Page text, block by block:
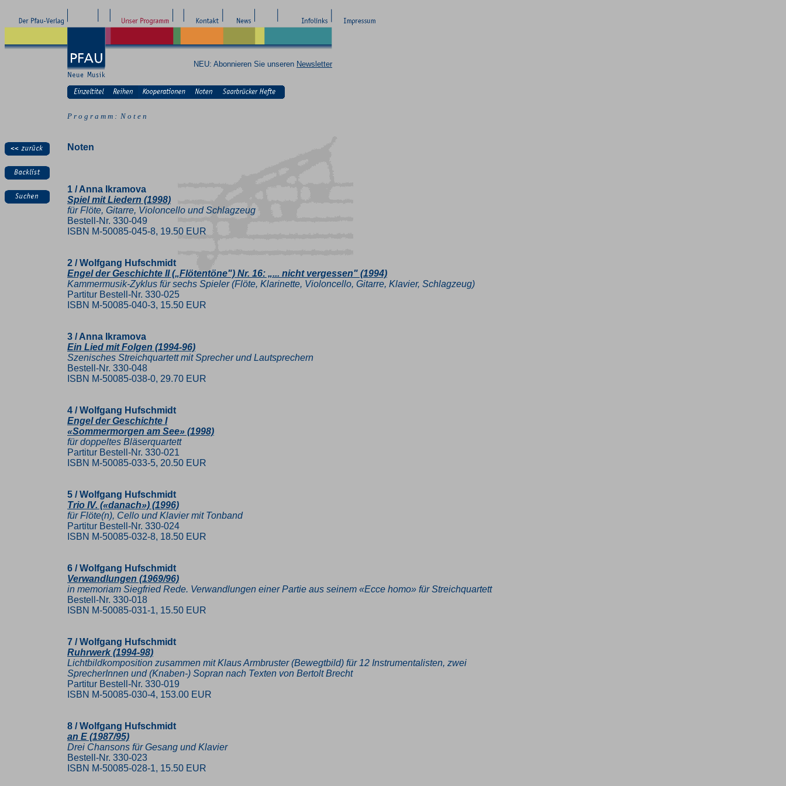
NEU: Abonnieren Sie unseren Newsletter
P r o g r a m m : N o t e n
Noten
1 / Anna Ikramova
Spiel mit Liedern (1998)
für Flöte, Gitarre, Violoncello und Schlagzeug
Bestell-Nr. 330-049
ISBN M-50085-045-8, 19.50 EUR
2 / Wolfgang Hufschmidt
Engel der Geschichte II („Flötentöne") Nr. 16: „... nicht vergessen" (1994)
Kammermusik-Zyklus für sechs Spieler (Flöte, Klarinette, Violoncello, Gitarre, Klavier, Schlagzeug)
Partitur Bestell-Nr. 330-025
ISBN M-50085-040-3, 15.50 EUR
3 / Anna Ikramova
Ein Lied mit Folgen (1994-96)
Szenisches Streichquartett mit Sprecher und Lautsprechern
Bestell-Nr. 330-048
ISBN M-50085-038-0, 29.70 EUR
4 / Wolfgang Hufschmidt
Engel der Geschichte I
«Sommermorgen am See» (1998)
für doppeltes Bläserquartett
Partitur Bestell-Nr. 330-021
ISBN M-50085-033-5, 20.50 EUR
5 / Wolfgang Hufschmidt
Trio IV. («danach») (1996)
für Flöte(n), Cello und Klavier mit Tonband
Partitur Bestell-Nr. 330-024
ISBN M-50085-032-8, 18.50 EUR
6 / Wolfgang Hufschmidt
Verwandlungen (1969/96)
in memoriam Siegfried Rede. Verwandlungen einer Partie aus seinem «Ecce homo» für Streichquartett
Bestell-Nr. 330-018
ISBN M-50085-031-1, 15.50 EUR
7 / Wolfgang Hufschmidt
Ruhrwerk (1994-98)
Lichtbildkomposition zusammen mit Klaus Armbruster (Bewegtbild) für 12 Instrumentalisten, zwei
SprecherInnen und (Knaben-) Sopran nach Texten von Bertolt Brecht
Partitur Bestell-Nr. 330-019
ISBN M-50085-030-4, 153.00 EUR
8 / Wolfgang Hufschmidt
an E (1987/95)
Drei Chansons für Gesang und Klavier
Bestell-Nr. 330-023
ISBN M-50085-028-1, 15.50 EUR